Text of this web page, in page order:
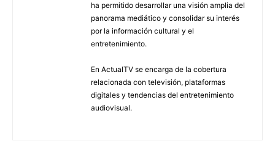
ha permitido desarrollar una visión amplia del
panorama mediático y consolidar su interés
por la información cultural y el
entretenimiento.
En ActualTV se encarga de la cobertura
relacionada con televisión, plataformas
digitales y tendencias del entretenimiento
audiovisual.